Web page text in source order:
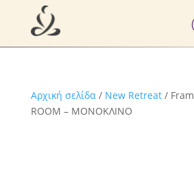
Αρχική σελίδα/ New Retreat/
ROOM – ΜΟΝΟΚΛΙΝΟ